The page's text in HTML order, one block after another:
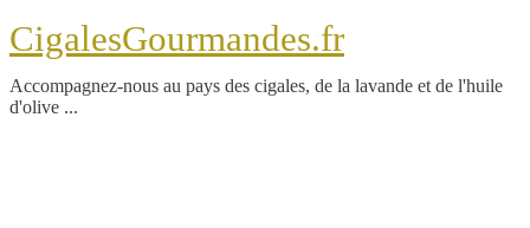
CigalesGourmandes.fr
Accompagnez-nous au pays des cigales, de la lavande et de l'huile
d'olive ...